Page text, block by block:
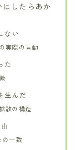
にしたらあか
ない
実際の言動
た
生んだ
散の構造
の一致